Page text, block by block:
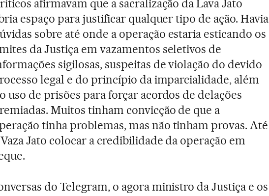
afirmavam que a sacralização da Lava Jato
espaço para justificar qualquer tipo de ação. Havia
sobre até onde a operação estaria esticando os
da Justiça em vazamentos seletivos de
sigilosas, suspeitas de violação do devido
legal e do princípio da imparcialidade, além
uso de prisões para forçar acordos de delações
Muitos tinham convicção de que a
tinha problemas, mas não tinham provas. Até
Jato colocar a credibilidade da operação em
do Telegram, o agora ministro da Justiça e os